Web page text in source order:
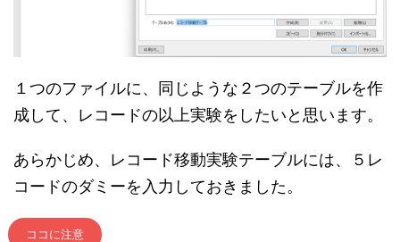
１つのファイルに、同じような２つのテーブルを作
成して、レコードの以上実験をしたいと思います。
あらかじめ、レコード移動実験テーブルには、５レ
コードのダミーを入力しておきました。
ココに注意